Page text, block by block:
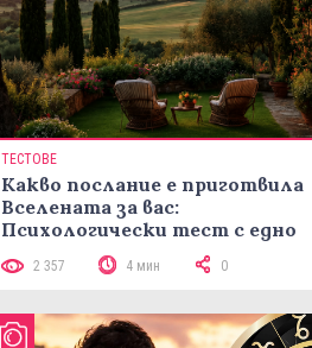
ТЕСТОВЕ
Какво послание е приготвила
Вселената за вас:
Психологически тест с едно
2 357 4 мин 0